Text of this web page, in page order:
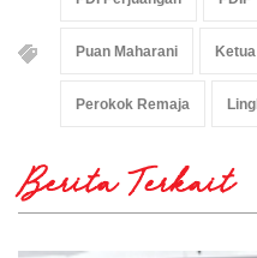
Puan Maharani
Perokok Remaja
Berita Terkait